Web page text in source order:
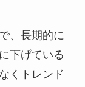
、長期的に
下げている
くトレンド